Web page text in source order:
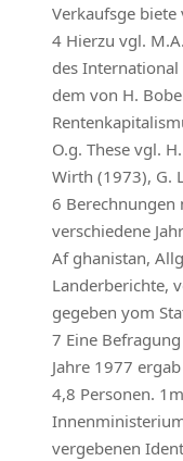
Verkaufsge­
4 Hierzu vgl.
des
dem von H.
O.g. These vgl.
Wirth (1973), G.
6 Berechnungen
verschiedene
Af­ ghanistan,
Landerberichte,
gegeben yom
7 Eine
Jahre 1977
4,8 Personen.
vergebenen